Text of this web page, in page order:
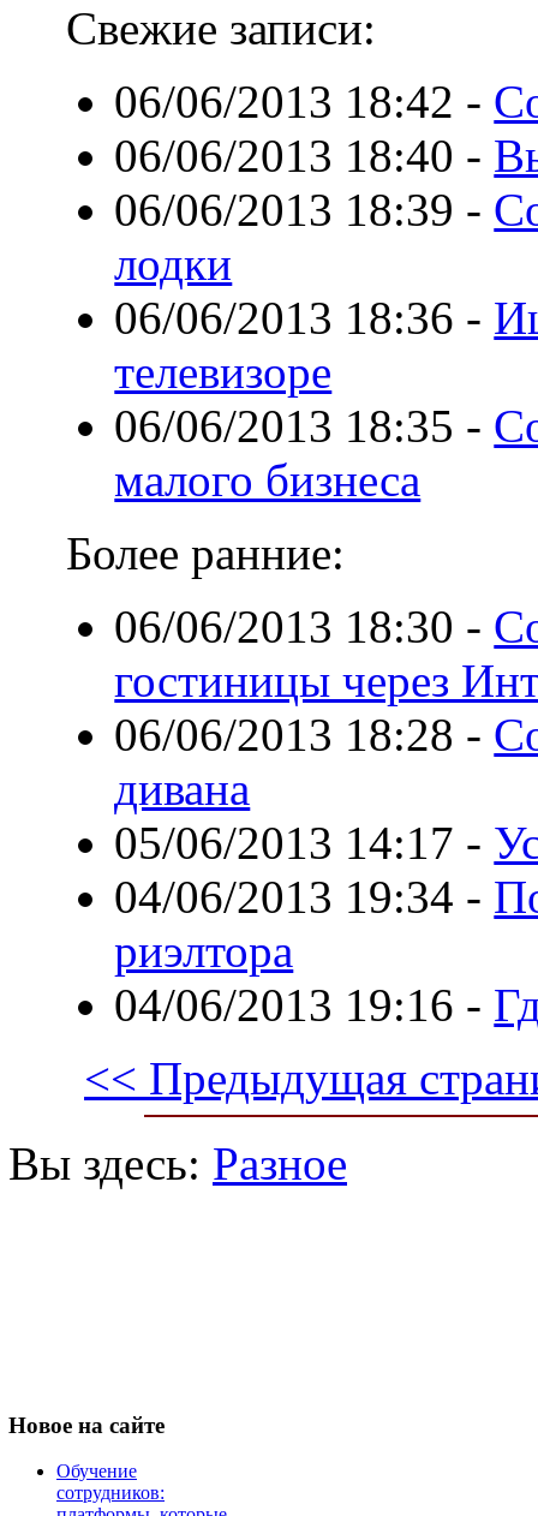
Свежие записи:
06/06/2013 18:42 -
06/06/2013 18:40 -
06/06/2013 18:39 -
лодки
06/06/2013 18:36 -
телевизоре
06/06/2013 18:35 -
малого бизнеса
Более ранние:
06/06/2013 18:30 -
гостиницы через
06/06/2013 18:28 -
дивана
05/06/2013 14:17 -
04/06/2013 19:34 -
риэлтора
04/06/2013 19:16 -
<< Предыдущая
Вы здесь: Разное
Новое на сайте
Обучение
сотрудников: